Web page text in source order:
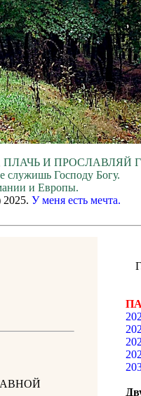
И ПРОСЛАВЛЯЙ
служишь Господу Богу.
и Европы.
У меня есть мечта.